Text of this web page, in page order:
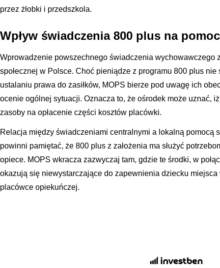
przez żłobki i przedszkola.
Wpływ świadczenia 800 plus na
Wprowadzenie powszechnego świadczenia wychowawczego
społecznej w Polsce. Choć pieniądze z programu 800 plus
ustalaniu prawa do zasiłków, MOPS bierze pod uwagę ich
ocenie ogólnej sytuacji. Oznacza to, że ośrodek może uznać,
zasoby na opłacenie części kosztów placówki.
Relacja między świadczeniami centralnymi a lokalną pomocą
powinni pamiętać, że 800 plus z założenia ma służyć
opiece. MOPS wkracza zazwyczaj tam, gdzie te środki, w
okazują się niewystarczające do zapewnienia dziecku
placówce opiekuńczej.